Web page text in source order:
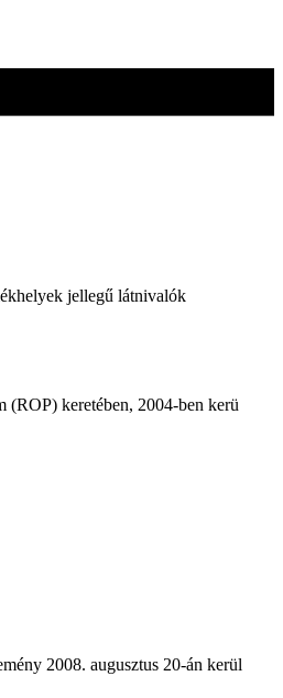
jellegű látnivalók
(ROP) keretében, 2004-ben kerü
2008. augusztus 20-án kerül